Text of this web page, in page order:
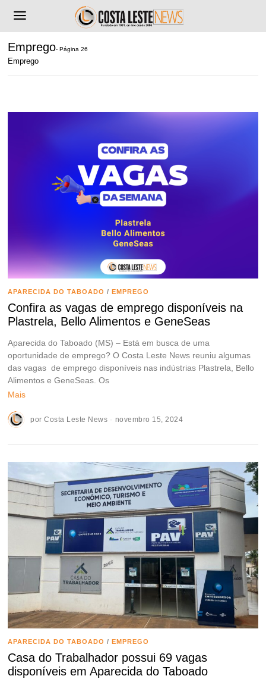
Emprego- Página 26
Emprego
APARECIDA DO TABOADO / EMPREGO
Confira as vagas de emprego disponíveis na
Plastrela, Bello Alimentos e GeneSeas
Aparecida do Taboado (MS) – Está em busca de uma
oportunidade de emprego? O Costa Leste News reuniu algumas
das vagas de emprego disponíveis nas indústrias Plastrela, Bello
Alimentos e GeneSeas. Os
Mais
porCosta Leste News novembro 15, 2024
APARECIDA DO TABOADO / EMPREGO
Casa do Trabalhador possui 69 vagas
disponíveis em Aparecida do Taboado